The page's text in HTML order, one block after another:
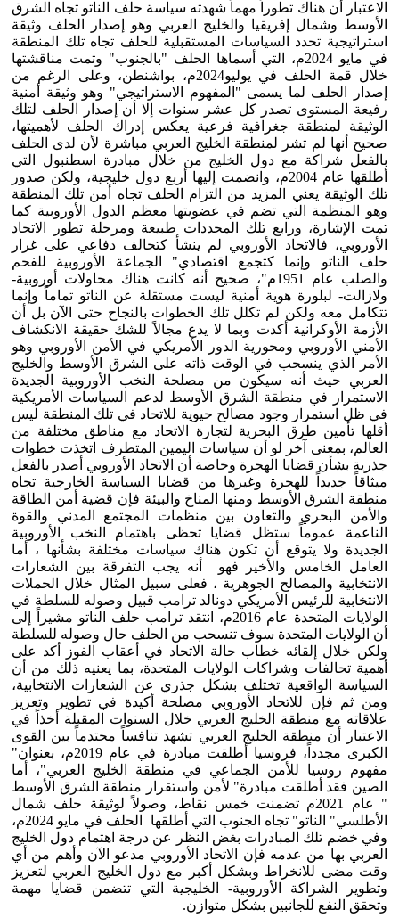
الاعتبار أن هناك تطوراً مهماً شهدته سياسة حلف الناتو تجاه الشرق
الأوسط وشمال إفريقيا والخليج العربي وهو إصدار الحلف وثيقة
استراتيجية تحدد السياسات المستقبلية للحلف تجاه تلك المنطقة
في مايو 2024م، التي أسماها الحلف "بالجنوب" وتمت مناقشتها
خلال قمة الحلف في يوليو2024م، بواشنطن، وعلى الرغم من
إصدار الحلف لما يسمى "المفهوم الاستراتيجي" وهو وثيقة أمنية
رفيعة المستوى تصدر كل عشر سنوات إلا أن إصدار الحلف لتلك
الوثيقة لمنطقة جغرافية فرعية يعكس إدراك الحلف لأهميتها،
صحيح أنها لم تشر لمنطقة الخليج العربي مباشرة لأن لدى الحلف
بالفعل شراكة مع دول الخليج من خلال مبادرة اسطنبول التي
أطلقها عام 2004م، وانضمت إليها أربع دول خليجية، ولكن صدور
تلك الوثيقة يعني المزيد من التزام الحلف تجاه أمن تلك المنطقة
وهو المنظمة التي تضم في عضويتها معظم الدول الأوروبية كما
تمت الإشارة، ورابع تلك المحددات طبيعة ومرحلة تطور الاتحاد
الأوروبي، فالاتحاد الأوروبي لم ينشأ كتحالف دفاعي على غرار
حلف الناتو وإنما كتجمع اقتصادي" الجماعة الأوروبية للفحم
والصلب عام 1951م"، صحيح أنه كانت هناك محاولات أوروبية-
ولازالت- لبلورة هوية أمنية ليست مستقلة عن الناتو تماماً وإنما
تتكامل معه ولكن لم تكلل تلك الخطوات بالنجاح حتى الآن بل أن
الأزمة الأوكرانية أكدت وبما لا يدع مجالاً للشك حقيقة الانكشاف
الأمني الأوروبي ومحورية الدور الأمريكي في الأمن الأوروبي وهو
الأمر الذي ينسحب في الوقت ذاته على الشرق الأوسط والخليج
العربي حيث أنه سيكون من مصلحة النخب الأوروبية الجديدة
الاستمرار في منطقة الشرق الأوسط لدعم السياسات الأمريكية
في ظل استمرار وجود مصالح حيوية للاتحاد في تلك المنطقة ليس
أقلها تأمين طرق البحرية لتجارة الاتحاد مع مناطق مختلفة من
العالم، بمعنى آخر لو أن سياسات اليمين المتطرف اتخذت خطوات
جذرية بشأن قضايا الهجرة وخاصة أن الاتحاد الأوروبي أصدر بالفعل
ميثاقاً جديداً للهجرة وغيرها من قضايا السياسة الخارجية تجاه
منطقة الشرق الأوسط ومنها المناخ والبيئة فإن قضية أمن الطاقة
والأمن البحري والتعاون بين منظمات المجتمع المدني والقوة
الناعمة عموماً ستظل قضايا تحظى باهتمام النخب الأوروبية
الجديدة ولا يتوقع أن تكون هناك سياسات مختلفة بشأنها ، أما
العامل الخامس والأخير فهو أنه يجب التفرقة بين الشعارات
الانتخابية والمصالح الجوهرية ، فعلى سبيل المثال خلال الحملات
الانتخابية للرئيس الأمريكي دونالد ترامب قبيل وصوله للسلطة في
الولايات المتحدة عام 2016م، انتقد ترامب حلف الناتو مشيراً إلى
أن الولايات المتحدة سوف تنسحب من الحلف حال وصوله للسلطة
ولكن خلال إلقائه خطاب حالة الاتحاد في أعقاب الفوز أكد على
أهمية تحالفات وشراكات الولايات المتحدة، بما يعنيه ذلك من أن
السياسة الواقعية تختلف بشكل جذري عن الشعارات الانتخابية،
ومن ثم فإن للاتحاد الأوروبي مصلحة أكيدة في تطوير وتعزيز
علاقاته مع منطقة الخليج العربي خلال السنوات المقبلة أخذاً في
الاعتبار أن منطقة الخليج العربي تشهد تنافساً محتدماً بين القوى
الكبرى مجدداً، فروسيا أطلقت مبادرة في عام 2019م، بعنوان"
مفهوم روسيا للأمن الجماعي في منطقة الخليج العربي"، أما
الصين فقد أطلقت مبادرة" لأمن واستقرار منطقة الشرق الأوسط
" عام 2021م تضمنت خمس نقاط، وصولاً لوثيقة حلف شمال
الأطلسي" الناتو" تجاه الجنوب التي أطلقها الحلف في مايو 2024م،
وفي خضم تلك المبادرات بغض النظر عن درجة اهتمام دول الخليج
العربي بها من عدمه فإن الاتحاد الأوروبي مدعو الآن وأهم من أي
وقت مضى للانخراط وبشكل أكبر مع دول الخليج العربي لتعزيز
وتطوير الشراكة الأوروبية- الخليجية التي تتضمن قضايا مهمة
وتحقق النفع للجانبين بشكل متوازن.